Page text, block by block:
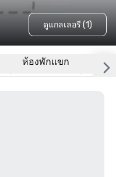
ดูแกลเลอรี (1)
ห้องพักแขก สถา